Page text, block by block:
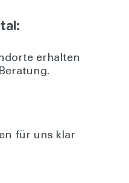
erhalten
für uns klar